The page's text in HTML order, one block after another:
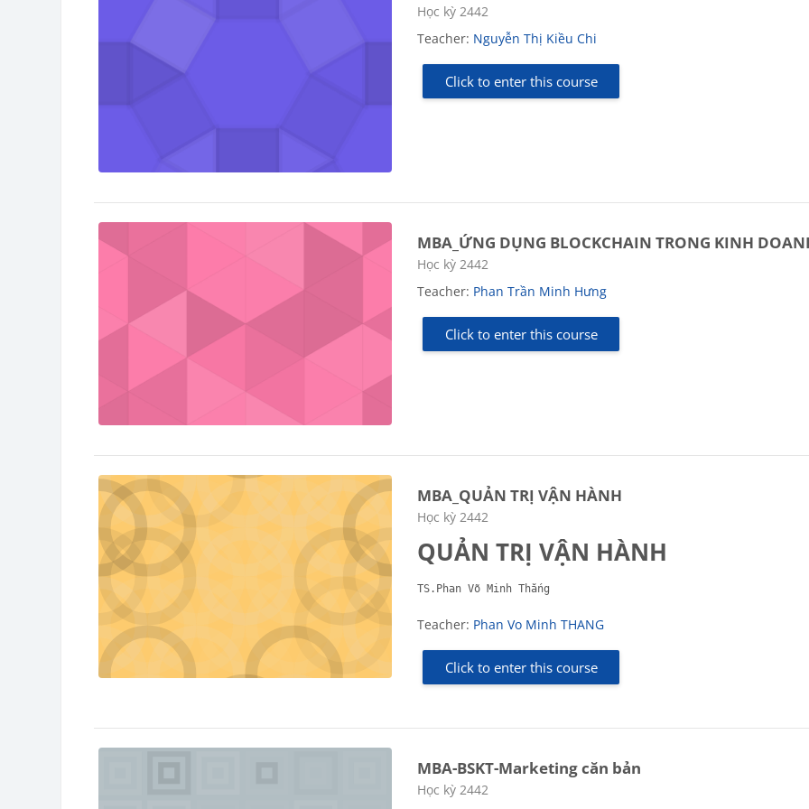
Course category
Học kỳ 2442
Teacher: Nguyễn Thị Kiều Chi
Click to enter this course
MBA_ỨNG DỤNG BLOCKCHAIN TRONG KINH
Course category
Học kỳ 2442
Teacher: Phan Trần Minh Hưng
Click to enter this course
MBA_QUẢN TRỊ VẬN HÀNH
Course category
Học kỳ 2442
QUẢN TRỊ VẬN HÀNH
TS.Phan Võ Minh Thắng
Teacher: Phan Vo Minh THANG
Click to enter this course
MBA-BSKT-Marketing căn bản
Course category
Học kỳ 2442